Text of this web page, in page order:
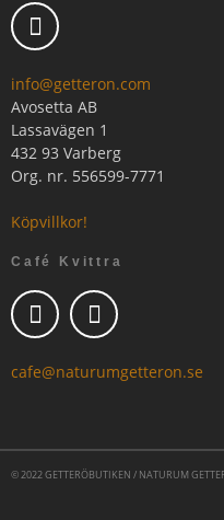
info@getteron.com
Avosetta AB
Lassavägen 1
432 93 Varberg
Org. nr. 556599-7771
Köpvillkor!
Café Kvittra
cafe@naturumgetteron.se
© 2022 GETTERÖBUTIKEN / NATURUM